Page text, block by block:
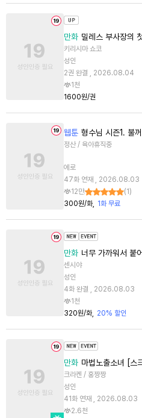
만화 밀레스 부사장의
키리시마 쇼코
성인
2권 완결 , 2026.08.04
1천
1600원/권
웹툰 형수님 시즌1. 불
정산 / 육아휴직중
에로
47화 연재 , 2026.08.03
12만
(1 )
300원/화
1화 무료
만화 너무 가까워서 붙
센시야
성인
4화 완결 , 2026.08.03
1천
320원/화
20% 할인
만화 마법노출소녀 [스
크라켄 / 홍짱짱
성인
41화 연재 , 2026.08.03
2.6천